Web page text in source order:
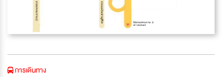
การเดินทาง